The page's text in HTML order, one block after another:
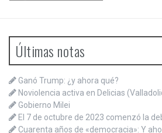
Últimas notas
Ganó Trump: ¿y ahora qué?
Noviolencia activa en Delicias
Gobierno Milei
El 7 de octubre de 2023 comenzó la
Cuarenta años de «democracia»: Y